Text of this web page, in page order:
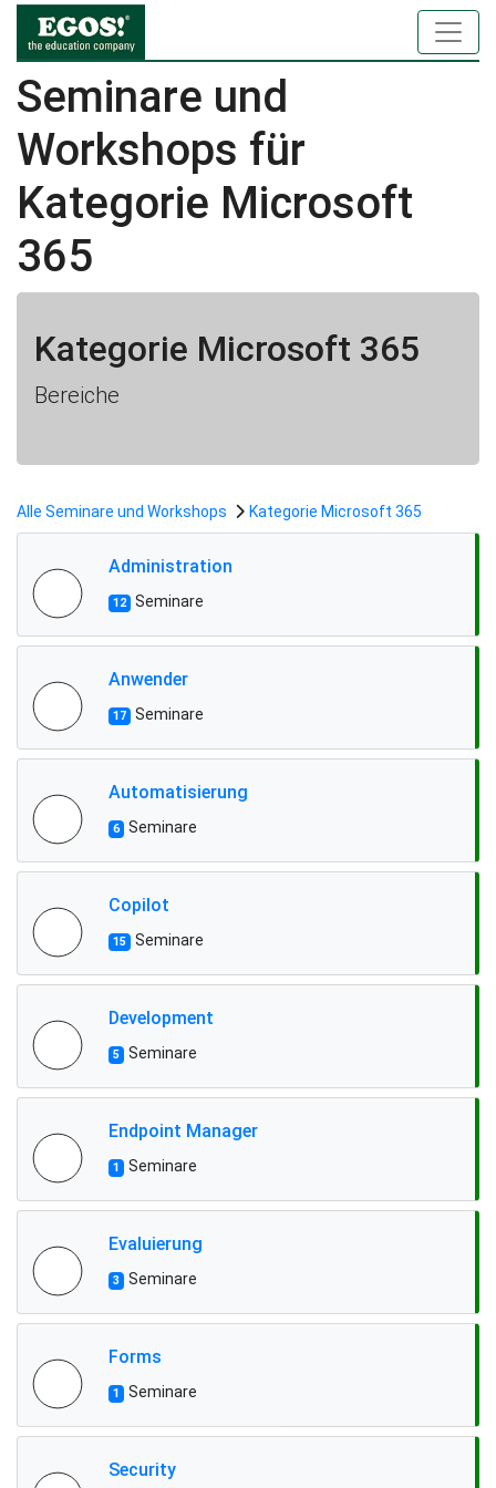
Seminare und
Workshops für
Kategorie Microsoft
365
Kategorie Microsoft 365
Bereiche
Alle Seminare und Workshops Kategorie Microsoft 365
Administration
12 Seminare
Anwender
17 Seminare
Automatisierung
6 Seminare
Copilot
15 Seminare
Development
5 Seminare
Endpoint Manager
1 Seminare
Evaluierung
3 Seminare
Forms
1 Seminare
Security